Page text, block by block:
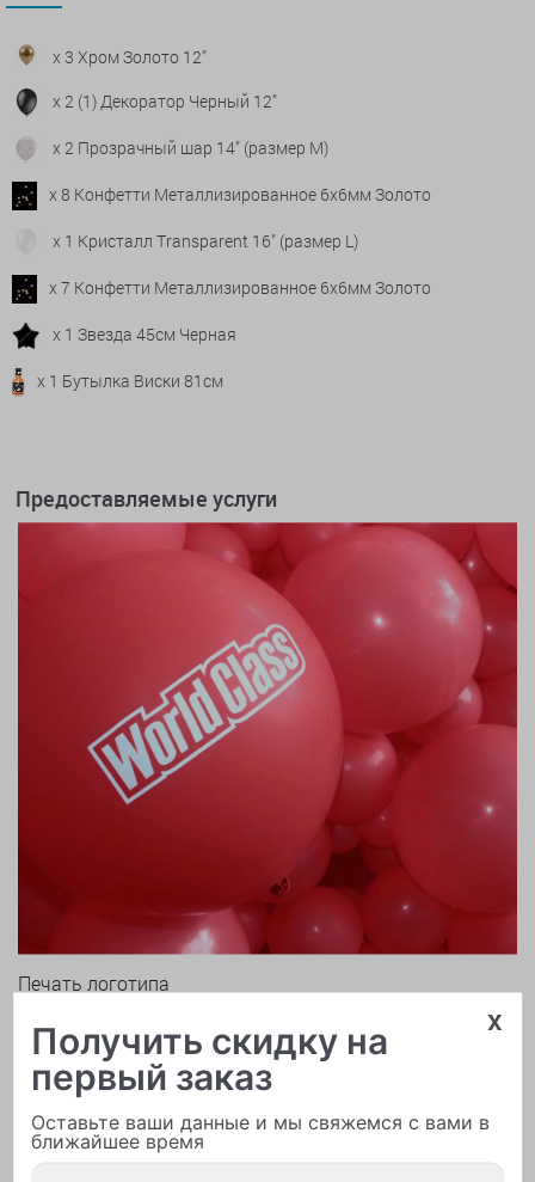
x 3 Хром Золото 12"
x 2 (1) Декоратор Черный 12"
x 2 Прозрачный шар 14" (размер М)
x 8 Конфетти Металлизированное 6х6мм Золото
x 1 Кристалл Transparent 16" (размер L)
x 7 Конфетти Металлизированное 6х6мм Золото
x 1 Звезда 45см Черная
x 1 Бутылка Виски 81см
Предоставляемые услуги
Печать логотипа
x
Получить скидку на
первый заказ
Оставьте ваши данные и мы свяжемся с вами в
ближайшее время